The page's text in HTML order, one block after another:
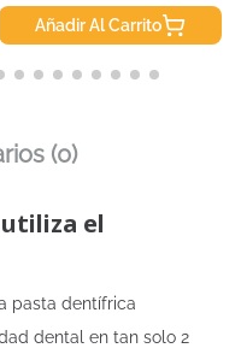
Añadir Al Carrito
(0)
utiliza el
pasta dentífrica
dental en tan solo 2